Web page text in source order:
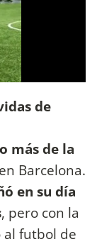
de
más de la
Barcelona.
en su día
, pero con la
futbol de